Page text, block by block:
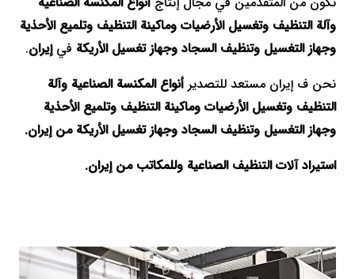
وآلة التنظيف وتغسيل الأرضيات وماكينة التنظيف وتلميع الأحذية
وجهاز التغسيل وتنظيف السجاد وجهاز تغسيل الأريكة فيإيران.
نحن ف إيران مستعد للتصديرأنواع المكنسة الصناعية وآلة
التنظيف وتغسيل الأرضيات وماكينة التنظيف وتلميع الأحذية
وجهاز التغسيل وتنظيف السجاد وجهاز تغسيل الأريكة من إيران.
استيراد آلات التنظيف الصناعية وللمكاتب من إيران.